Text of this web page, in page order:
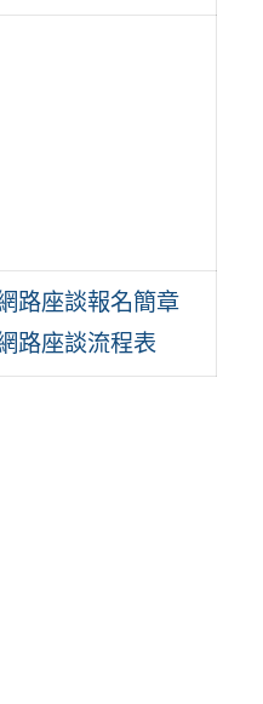
路座談報名簡章
路座談流程表